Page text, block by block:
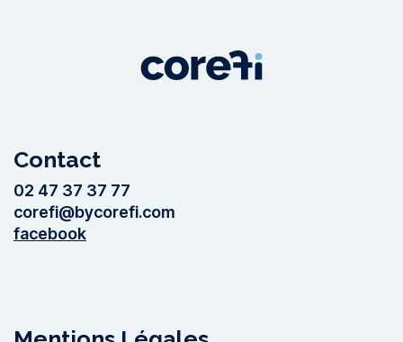
Contact
02 47 37 37 77
corefi@bycorefi.com
facebook